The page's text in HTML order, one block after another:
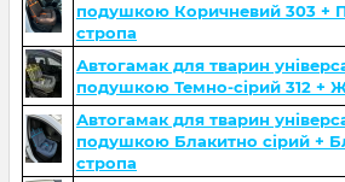
подушкою Коричневий 303 +
стропа
Автогамак для тварин
подушкою Темно-сірий 312 +
Автогамак для тварин
подушкою Блакитно сірий +
стропа